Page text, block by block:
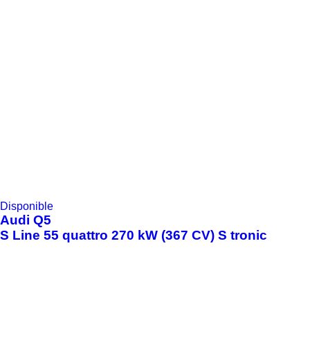
Disponible
Audi Q5
S Line 55 quattro 270 kW (367 CV) S tronic